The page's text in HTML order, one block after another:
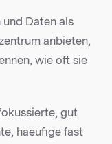
und Daten als
anbieten,
wie oft sie
gut
haeufige fast